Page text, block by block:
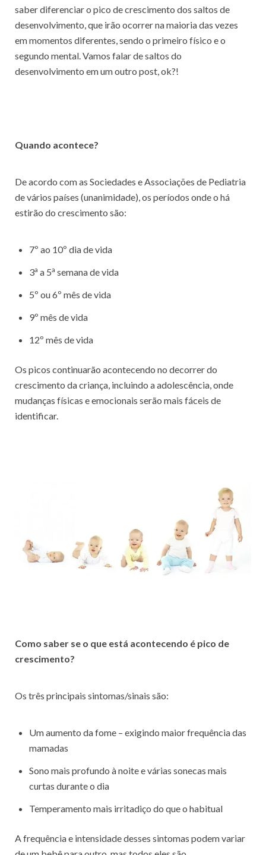
saber diferenciar o pico de crescimento dos saltos de
desenvolvimento, que irão ocorrer na maioria das vezes
em momentos diferentes, sendo o primeiro físico e o
segundo mental. Vamos falar de saltos do
desenvolvimento em um outro post, ok?!
Quando acontece?
De acordo com as Sociedades e Associações de Pediatria
de vários países (unanimidade), os períodos onde o há
estirão do crescimento são:
7º ao 10º dia de vida
3a a 5a semana de vida
5º ou 6º mês de vida
9º mês de vida
12º mês de vida
Os picos continuarão acontecendo no decorrer do
crescimento da criança, incluindo a adolescência, onde
mudanças físicas e emocionais serão mais fáceis de
identificar.
Como saber se o que está acontecendo é pico de
crescimento?
Os três principais sintomas/sinais são:
Um aumento da fome – exigindo maior frequência das
mamadas
Sono mais profundo à noite e várias sonecas mais
curtas durante o dia
Temperamento mais irritadiço do que o habitual
A frequência e intensidade desses sintomas podem variar